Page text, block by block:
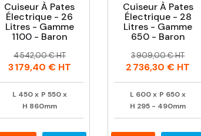
Cuiseur À Pates
Électrique - 26
Litres - Gamme
1100 - Baron
Prix
Prix
habituel
4 542,00 € HT
3 179,40 €HT
L 450x P 550x
H 860mm
Cuiseur À Pates
Électrique - 28
Litres - Gamme
650 - Baron
Prix
Prix
habituel
3 909,00 € HT
2 736,30 € HT
L 600 x P 650 x
H 295 - 490mm